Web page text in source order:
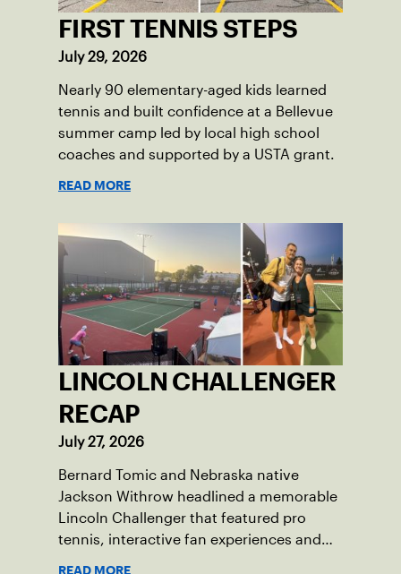
FIRST TENNIS STEPS
July 29, 2026
Nearly 90 elementary-aged kids learned
tennis and built confidence at a Bellevue
summer camp led by local high school
coaches and supported by a USTA grant.
READ MORE
LINCOLN CHALLENGER
RECAP
July 27, 2026
Bernard Tomic and Nebraska native
Jackson Withrow headlined a memorable
Lincoln Challenger that featured pro
tennis, interactive fan experiences and
READ MORE